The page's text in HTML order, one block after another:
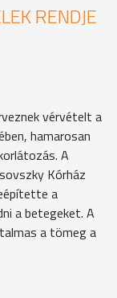
RENDJE
vérvételt a
hamarosan
A
Kórház
a
a betegeket. A
a tömeg a